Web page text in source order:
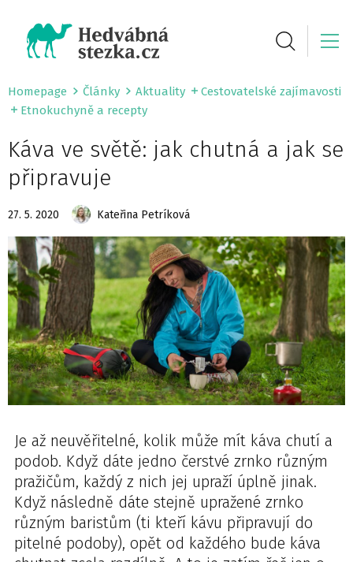
Homepage Články Aktuality
Cestovatelské zajímavosti
Etnokuchyně a recepty
Káva ve světě: jak chutná a jak se
připravuje
27. 5. 2020 Kateřina Petríková
Je až neuvěřitelné, kolik může mít káva chutí a
podob. Když dáte jedno čerstvé zrnko různým
pražičům, každý z nich jej upraží úplně jinak.
Když následně dáte stejně upražené zrnko
různým baristům (ti kteří kávu připravují do
pitelné podoby), opět od každého bude káva